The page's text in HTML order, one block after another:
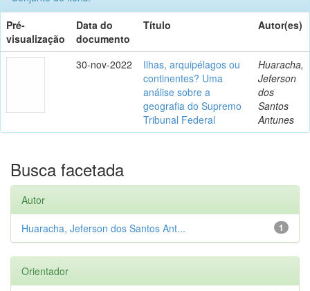
Pré-
visualização
Data do
documento
Título Autor(es)
30-nov-2022
Ilhas, arquipélagos ou
continentes? Uma
análise sobre a
geografia do Supremo
Tribunal Federal
Huaracha,
Jeferson
dos
Santos
Antunes
Busca facetada
Autor
1
Huaracha, Jeferson dos Santos Ant...
Orientador